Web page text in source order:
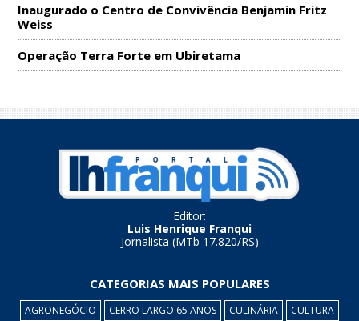
Inaugurado o Centro de Convivência Benjamin Fritz
Weiss
Operação Terra Forte em Ubiretama
Editor:
Luis Henrique Franqui
Jornalista (MTb 17.820/RS)
CATEGORIAS MAIS POPULARES
AGRONEGÓCIO CERRO LARGO 65 ANOS CULINÁRIA
CULTURA